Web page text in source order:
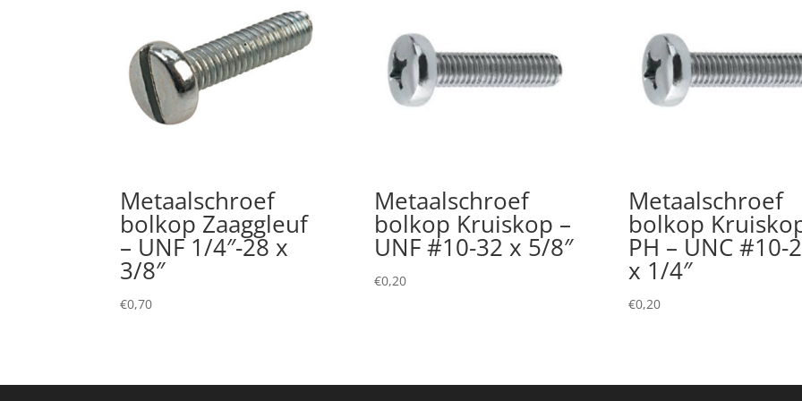
Metaalschroef
bolkop Zaaggleuf
– UNF 1/4″-28 x
3/8″
€0,70
Metaalschroef
bolkop Kruiskop –
UNF #10-32 x 5/8″
€0,20
Metaalschroef
bolkop
PH – UNC #10-
x 1/4″
€0,20